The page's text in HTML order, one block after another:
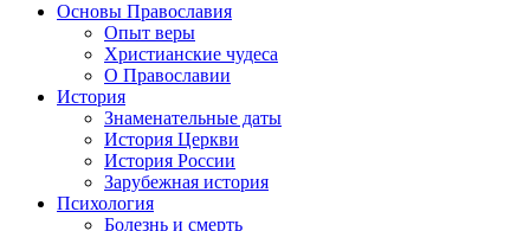
Основы Православия
Опыт веры
Христианские чудеса
О Православии
История
Знаменательные даты
История Церкви
История России
Зарубежная история
Психология
Болезнь и смерть